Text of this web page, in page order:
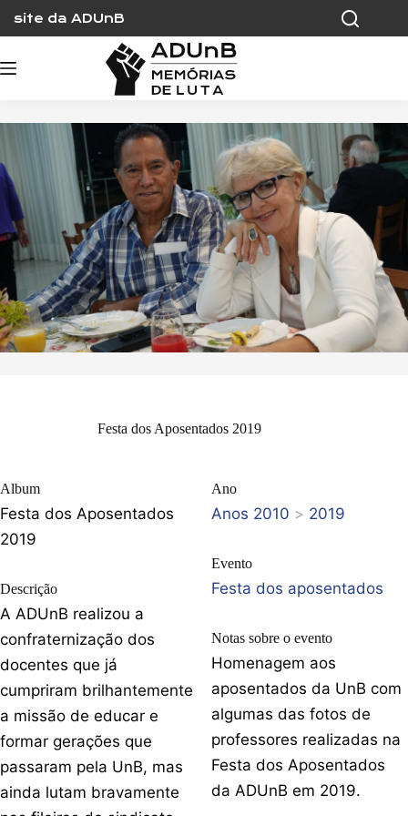
content
site da ADUnB
Festa dos Aposentados 2019
Album
Festa dos Aposentados
2019
Descrição
A ADUnB realizou a
confraternização dos
docentes que já
cumpriram brilhantemente
a missão de educar e
formar gerações que
passaram pela UnB, mas
ainda lutam bravamente
Ano
Anos 2010 > 2019
Evento
Festa dos aposentados
Notas sobre o evento
Homenagem aos
aposentados da UnB com
algumas das fotos de
professores realizadas na
Festa dos Aposentados
da ADUnB em 2019.